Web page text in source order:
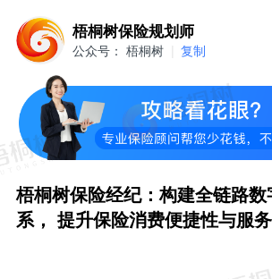
梧
桐
树
经
纪：
构
链
路
数
字
梧桐树保险规划师
公众号：梧桐树 复制
梧桐树保险经纪：构建全链路
系， 提升保险消费便捷性与服